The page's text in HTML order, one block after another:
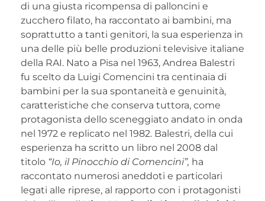
di una giusta ricompensa di palloncini e
zucchero filato, ha raccontato ai bambini, ma
soprattutto a tanti genitori, la sua esperienza in
una delle più belle produzioni televisive italiane
della RAI. Nato a Pisa nel 1963, Andrea Balestri
fu scelto da Luigi Comencini tra centinaia di
bambini per la sua spontaneità e genuinità,
caratteristiche che conserva tuttora, come
protagonista dello sceneggiato andato in onda
nel 1972 e replicato nel 1982. Balestri, della cui
esperienza ha scritto un libro nel 2008 dal
titolo “Io, il Pinocchio di Comencini”, ha
raccontato numerosi aneddoti e particolari
legati alle riprese, al rapporto con i protagonisti